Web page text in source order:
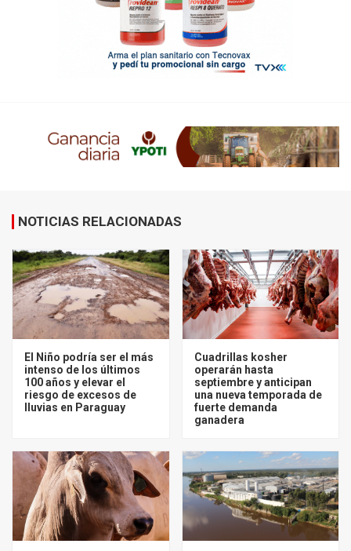
NOTICIAS RELACIONADAS
El Niño podría ser el más
intenso de los últimos
100 años y elevar el
riesgo de excesos de
lluvias en Paraguay
Cuadrillas kosher
operarán hasta
septiembre y anticipan
una nueva temporada de
fuerte demanda
ganadera